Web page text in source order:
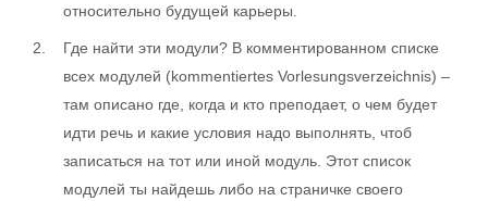
относительно будущей карьеры.
Где найти эти модули? В комментированном списке
всех модулей (kommentiertes Vorlesungsverzeichnis) –
там описано где, когда и кто преподает, о чем будет
идти речь и какие условия надо выполнять, чтоб
записаться на тот или иной модуль. Этот список
модулей ты найдешь либо на страничке своего